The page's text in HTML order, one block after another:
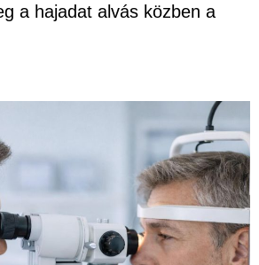
a hajadat alvás közben a